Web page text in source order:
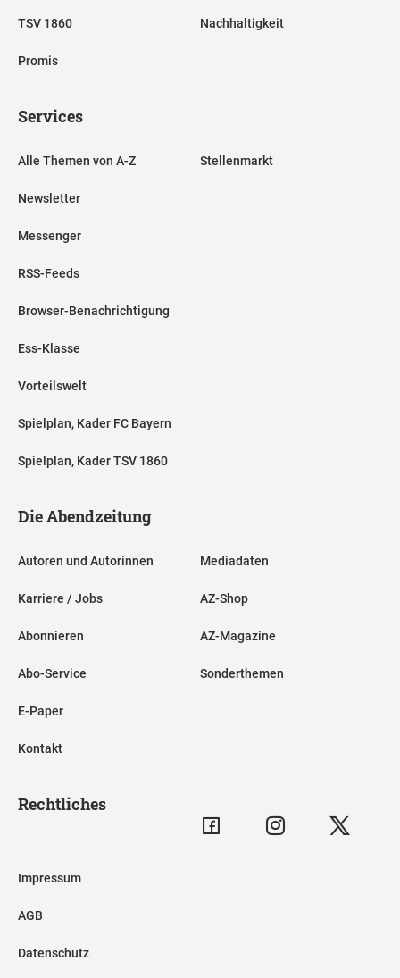
TSV 1860
Promis
Nachhaltigkeit
Services
Alle Themen von A-Z
Newsletter
Messenger
RSS-Feeds
Browser-Benachrichtigung
Ess-Klasse
Vorteilswelt
Spielplan, Kader FC Bayern
Spielplan, Kader TSV 1860
Stellenmarkt
Die Abendzeitung
Autoren und Autorinnen
Karriere / Jobs
Abonnieren
Abo-Service
E-Paper
Kontakt
Mediadaten
AZ-Shop
AZ-Magazine
Sonderthemen
Rechtliches
Impressum
AGB
Datenschutz